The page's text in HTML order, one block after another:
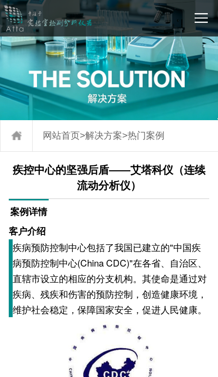
网站首页>解决方案>热门案例
疾控中心的坚强后盾——艾塔科仪（连续
流动分析仪）
案例详情
客户介绍
疾病预防控制中心包括了我国已建立的"中国疾
病预防控制中心(China CDC)"在各省、自治区、
直辖市设立的相应的分支机构。其使命是通过对
疾病、残疾和伤害的预防控制，创造健康环境，
维护社会稳定，保障国家安全，促进人民健康。